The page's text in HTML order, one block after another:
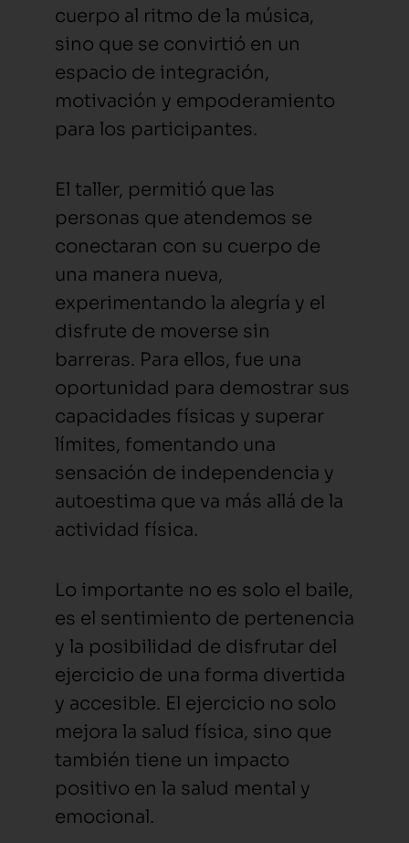
cuerpo al ritmo de la música,
sino que se convirtió en un
espacio de integración,
motivación y empoderamiento
para los participantes.
El taller, permitió que las
personas que atendemos se
conectaran con su cuerpo de
una manera nueva,
experimentando la alegría y el
disfrute de moverse sin
barreras. Para ellos, fue una
oportunidad para demostrar sus
capacidades físicas y superar
límites, fomentando una
sensación de independencia y
autoestima que va más allá de la
actividad física.
Lo importante no es solo el baile,
es el sentimiento de pertenencia
y la posibilidad de disfrutar del
ejercicio de una forma divertida
y accesible. El ejercicio no solo
mejora la salud física, sino que
también tiene un impacto
positivo en la salud mental y
emocional.